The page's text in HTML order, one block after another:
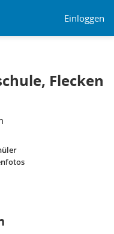
Einloggen
Flecken